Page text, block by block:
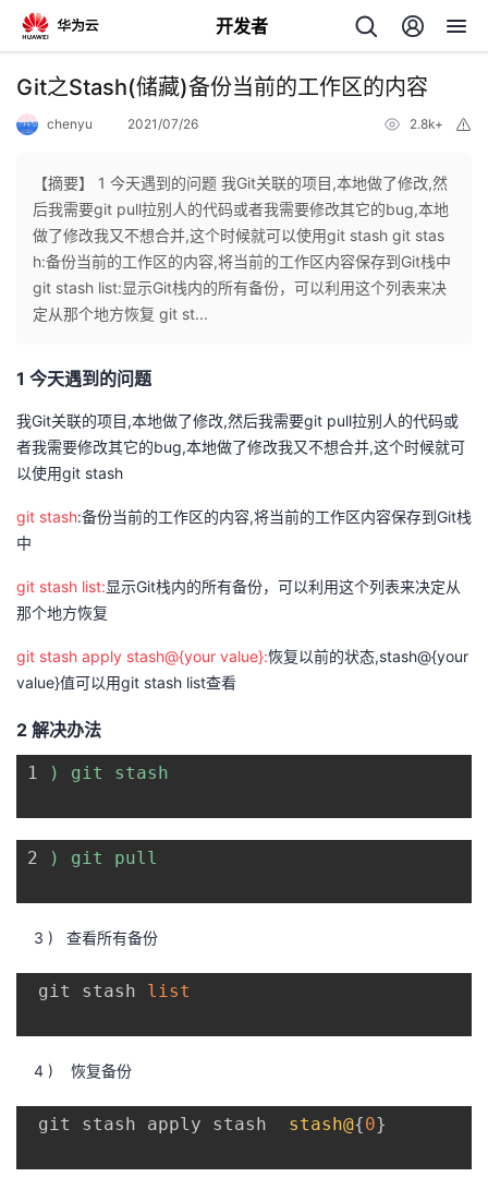
开发者
返
个
人
主
页
我
的
开
发
者
我
博
客
的
论
我
的
子
我
直
的
动
我
关
注
的
开
者
我
的
我
支
Git之Stash(储藏)备份当前的工作区的内容
chenyu 2021/07/26 2.8k+
【摘要】 1 今天遇到的问题 我Git关联的项目,本地做了修改,然
后我需要git pull拉别人的代码或者我需要修改其它的bug,本地
做了修改我又不想合并,这个时候就可以使用git stash git stas
h:备份当前的工作区的内容,将当前的工作区内容保存到Git栈中
git stash list:显示Git栈内的所有备份，可以利用这个列表来决
定从那个地方恢复 git st...
1 今天遇到的问题
我Git关联的项目,本地做了修改,然后我需要git pull拉别人的代码或
者我需要修改其它的bug,本地做了修改我又不想合并,这个时候就可
以使用git stash
git stash:备份当前的工作区的内容,将当前的工作区内容保存到Git栈
中
git stash list:显示Git栈内的所有备份，可以利用这个列表来决定从
那个地方恢复
git stash apply stash@{your value}:恢复以前的状态,stash@{your
value}值可以用git stash list查看
2 解决办法
1 ) git stash
2 ) git pull
3 ) 查看所有备份
git stash list
4 ) 恢复备份
git stash apply stash stash@{0}